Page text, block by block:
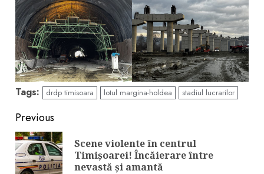
Tags: drdp timisoara lotul margina-holdea stadiul lucrarilor
Continue
Reading
Previous
Scene violente în centrul
Timișoarei! Încăierare între
nevastă și amantă